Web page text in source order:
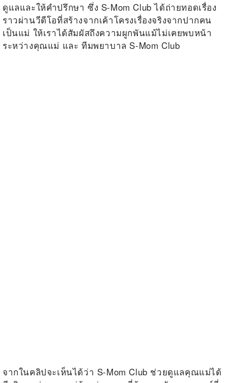
ดูแลและให้คำปรึกษา ซึ่ง S-Mom Club ได้ถ่ายทอดเรื่อง
ราวผ่านวีดีโอที่สร้างจากเค้าโครงเรื่องจริงจากปากคน
เป็นแม่ ให้เราได้สัมผัสถึงความผูกพันแม้ไม่เคยพบหน้า
ระหว่างคุณแม่ และ ทีมพยาบาล S-Mom Club
จากในคลิปจะเห็นได้ว่า S-Mom Club ช่วยดูแลคุณแม่ได้